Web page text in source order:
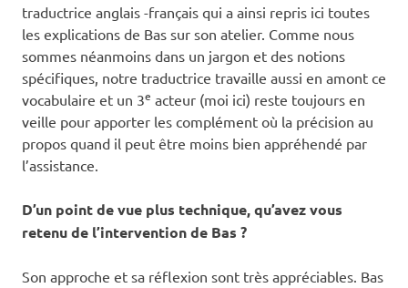
traductrice anglais -français qui a ainsi repris ici toutes
les explications de Bas sur son atelier. Comme nous
sommes néanmoins dans un jargon et des notions
spécifiques, notre traductrice travaille aussi en amont ce
vocabulaire et un 3e acteur (moi ici) reste toujours en
veille pour apporter les complément où la précision au
propos quand il peut être moins bien appréhendé par
l’assistance.
D’un point de vue plus technique, qu’avez vous
retenu de l’intervention de Bas ?
Son approche et sa réflexion sont très appréciables. Bas